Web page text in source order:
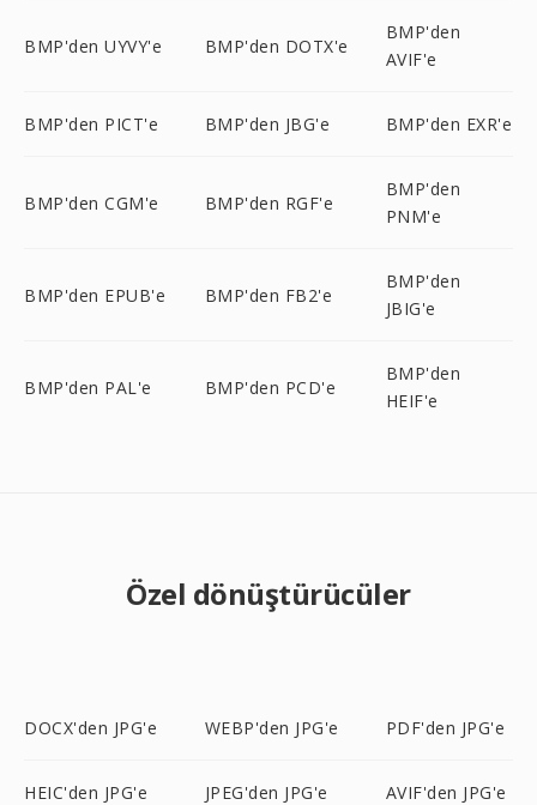
BMP'den UYVY'e BMP'den DOTX'e
BMP'den
AVIF'e
BMP'den PICT'e BMP'den JBG'e BMP'den EXR'e
BMP'den CGM'e BMP'den RGF'e
BMP'den
PNM'e
BMP'den EPUB'e BMP'den FB2'e
BMP'den
JBIG'e
BMP'den PAL'e BMP'den PCD'e
BMP'den
HEIF'e
Özel dönüştürücüler
DOCX'den JPG'e WEBP'den JPG'e PDF'den JPG'e
HEIC'den JPG'e JPEG'den JPG'e AVIF'den JPG'e